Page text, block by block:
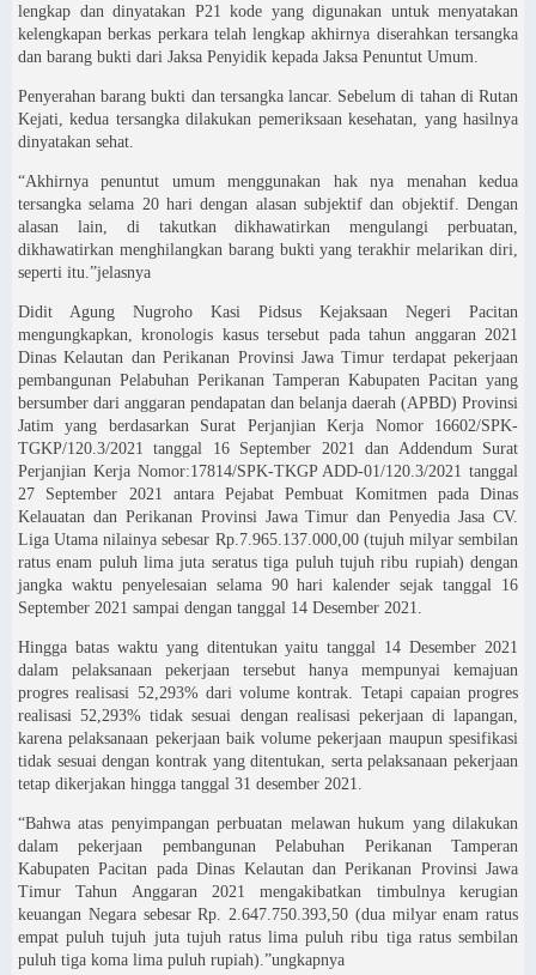
lengkap dan dinyatakan P21 kode yang digunakan untuk menyatakan
kelengkapan berkas perkara telah lengkap akhirnya diserahkan tersangka
dan barang bukti dari Jaksa Penyidik kepada Jaksa Penuntut Umum.
Penyerahan barang bukti dan tersangka lancar. Sebelum di tahan di Rutan
Kejati, kedua tersangka dilakukan pemeriksaan kesehatan, yang hasilnya
dinyatakan sehat.
“Akhirnya penuntut umum menggunakan hak nya menahan kedua
tersangka selama 20 hari dengan alasan subjektif dan objektif. Dengan
alasan lain, di takutkan dikhawatirkan mengulangi perbuatan,
dikhawatirkan menghilangkan barang bukti yang terakhir melarikan diri,
seperti itu.”jelasnya
Didit Agung Nugroho Kasi Pidsus Kejaksaan Negeri Pacitan
mengungkapkan, kronologis kasus tersebut pada tahun anggaran 2021
Dinas Kelautan dan Perikanan Provinsi Jawa Timur terdapat pekerjaan
pembangunan Pelabuhan Perikanan Tamperan Kabupaten Pacitan yang
bersumber dari anggaran pendapatan dan belanja daerah (APBD) Provinsi
Jatim yang berdasarkan Surat Perjanjian Kerja Nomor 16602/SPK-
TGKP/120.3/2021 tanggal 16 September 2021 dan Addendum Surat
Perjanjian Kerja Nomor:17814/SPK-TKGP ADD-01/120.3/2021 tanggal
27 September 2021 antara Pejabat Pembuat Komitmen pada Dinas
Kelauatan dan Perikanan Provinsi Jawa Timur dan Penyedia Jasa CV.
Liga Utama nilainya sebesar Rp.7.965.137.000,00 (tujuh milyar sembilan
ratus enam puluh lima juta seratus tiga puluh tujuh ribu rupiah) dengan
jangka waktu penyelesaian selama 90 hari kalender sejak tanggal 16
September 2021 sampai dengan tanggal 14 Desember 2021.
Hingga batas waktu yang ditentukan yaitu tanggal 14 Desember 2021
dalam pelaksanaan pekerjaan tersebut hanya mempunyai kemajuan
progres realisasi 52,293% dari volume kontrak. Tetapi capaian progres
realisasi 52,293% tidak sesuai dengan realisasi pekerjaan di lapangan,
karena pelaksanaan pekerjaan baik volume pekerjaan maupun spesifikasi
tidak sesuai dengan kontrak yang ditentukan, serta pelaksanaan pekerjaan
tetap dikerjakan hingga tanggal 31 desember 2021.
“Bahwa atas penyimpangan perbuatan melawan hukum yang dilakukan
dalam pekerjaan pembangunan Pelabuhan Perikanan Tamperan
Kabupaten Pacitan pada Dinas Kelautan dan Perikanan Provinsi Jawa
Timur Tahun Anggaran 2021 mengakibatkan timbulnya kerugian
keuangan Negara sebesar Rp. 2.647.750.393,50 (dua milyar enam ratus
empat puluh tujuh juta tujuh ratus lima puluh ribu tiga ratus sembilan
puluh tiga koma lima puluh rupiah).”ungkapnya